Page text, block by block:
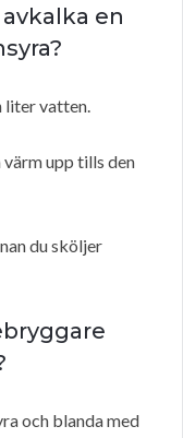
en
liter vatten.
upp tills den
du sköljer
och blanda med